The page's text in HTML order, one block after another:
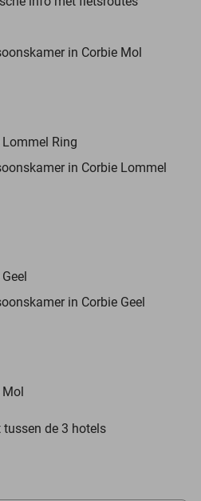
in Corbie Mol
Ring
in Corbie Lommel
in Corbie Geel
Mol
de 3 hotels